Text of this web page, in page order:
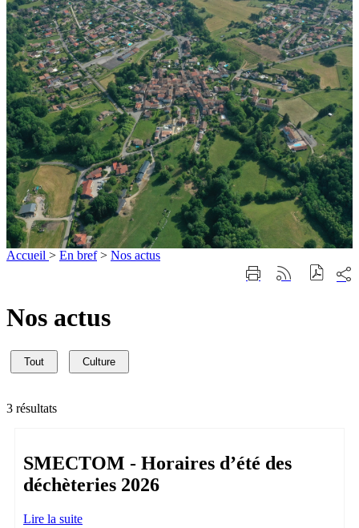
Accueil > En bref > Nos actus
ImprimerGénérer
sur
Nos actus
Tout Culture
3 résultats
SMECTOM - Horaires d’été des
déchèteries 2026
Lire la suite